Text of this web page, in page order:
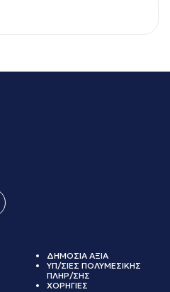
ΔΗΜΟΣΙΑ ΑΞΙΑ
ΥΠ/ΣΙΕΣ ΠΟΛΥΜΕΣΙΚΗΣ
ΠΛΗΡ/ΣΗΣ
ΧΟΡΗΓΙΕΣ